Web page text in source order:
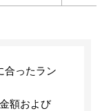
合ったラン
額および